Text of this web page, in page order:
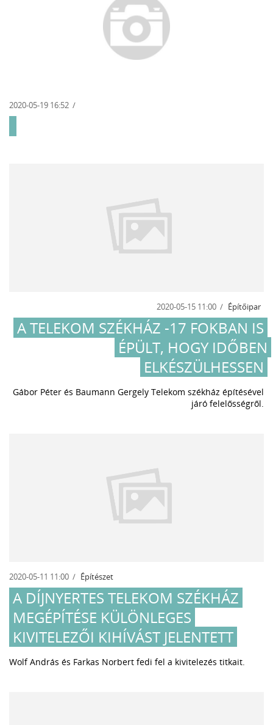
2020-05-19 16:52
2020-05-15 11:00 Építőipar
A TELEKOM SZÉKHÁZ -17 FOKBAN IS
ÉPÜLT, HOGY IDŐBEN
ELKÉSZÜLHESSEN
Gábor Péter és Baumann Gergely Telekom székház építésével
járó felelősségről.
2020-05-11 11:00 Építészet
A DÍJNYERTES TELEKOM SZÉKHÁZ
MEGÉPÍTÉSE KÜLÖNLEGES
KIVITELEZŐI KIHÍVÁST JELENTETT
Wolf András és Farkas Norbert fedi fel a kivitelezés titkait.